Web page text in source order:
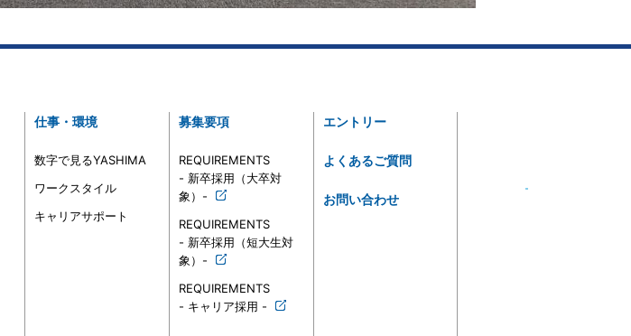
仕事・環境
数字で見るYASHIMA
ワークスタイル
キャリアサポート
募集要項
REQUIREMENTS
- 新卒採用（大卒対
象）-
REQUIREMENTS
- 新卒採用（短大生対
象）-
REQUIREMENTS
- キャリア採用 -
エントリー
よくあるご質問
お問い合わせ